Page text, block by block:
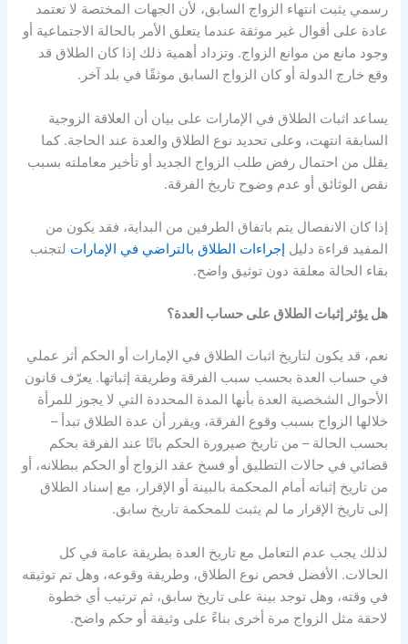
رسمي يثبت انتهاء الزواج السابق، لأن الجهات المختصة لا تعتمد
عادة على أقوال غير موثقة عندما يتعلق الأمر بالحالة الاجتماعية أو
وجود مانع من موانع الزواج. وتزداد أهمية ذلك إذا كان الطلاق قد
وقع خارج الدولة أو كان الزواج السابق موثقًا في بلد آخر .
يساعد اثبات الطلاق في الإمارات على بيان أن العلاقة الزوجية
السابقة انتهت، وعلى تحديد نوع الطلاق والعدة عند الحاجة.كما
يقلل من احتمال رفض طلب الزواج الجديد أو تأخير معاملته بسبب
نقص الوثائق أو عدم وضوح تاريخ الفرقة.
إذا كان الانفصال يتم باتفاق الطرفين من البداية، فقد يكون من
المفيد قراءة دليل إجراءات الطلاق بالتراضي في الإمارات لتجنب
بقاء الحالة معلقة دون توثيق واضح.
هل يؤثر إثبات الطلاق على حساب العدة؟
نعم، قد يكون لتاريخ اثبات الطلاق في الإمارات أو الحكم أثر عملي
في حساب العدة بحسب سبب الفرقة وطريقة إثباتها. يعرّف قانون
الأحوال الشخصية العدة بأنها المدة المحددة التي لا يجوز للمرأة
خلالها الزواج بسبب وقوع الفرقة، ويقرر أن عدة الطلاق تبدأ–
بحسب الحالة– من تاريخ صيرورة الحكم باتًا عند الفرقة بحكم
قضائي في حالات التطليق أو فسخ عقد الزواج أو الحكم ببطلانه، أو
من تاريخ إثباته أمام المحكمة بالبينة أو الإقرار، مع إسناد الطلاق
إلى تاريخ الإقرار ما لم يثبت للمحكمة تاريخ سابق.
لذلك يجب عدم التعامل مع تاريخ العدة بطريقة عامة في كل
الحالات. الأفضل فحص نوع الطلاق، وطريقة وقوعه، وهل تم توثيقه
في وقته، وهل توجد بينة على تاريخ سابق، ثم ترتيب أي خطوة
لاحقة مثل الزواج مرة أخرى بناءً على وثيقة أو حكم واضح.